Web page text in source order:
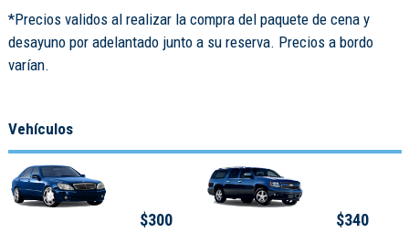
*Precios validos al realizar la compra del paquete de cena y
desayuno por adelantado junto a su reserva. Precios a bordo
varían.
Vehículos
$300 $340